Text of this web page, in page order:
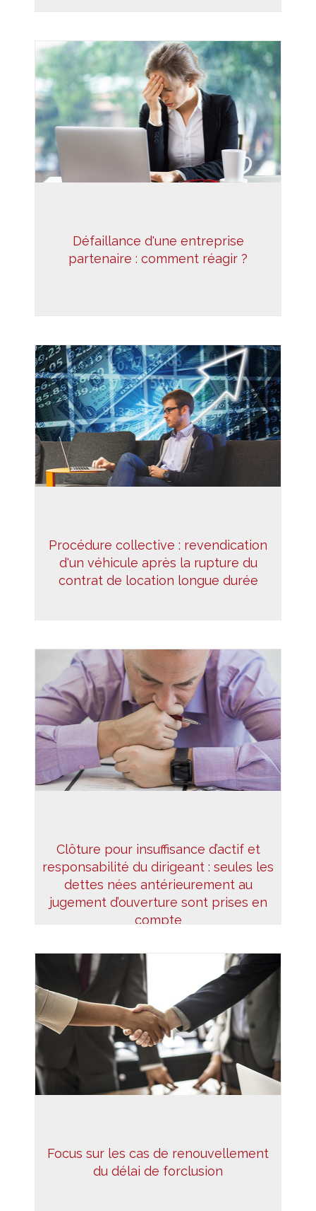
Défaillance d'une entreprise
partenaire : comment réagir ?
Procédure collective : revendication
d'un véhicule après la rupture du
contrat de location longue durée
Clôture pour insuffisance d’actif et
responsabilité du dirigeant : seules les
dettes nées antérieurement au
jugement d’ouverture sont prises en
compte
Focus sur les cas de renouvellement
du délai de forclusion